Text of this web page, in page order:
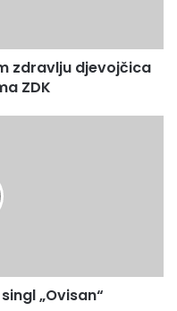
zdravlju djevojčica
ZDK
„Ovisan“